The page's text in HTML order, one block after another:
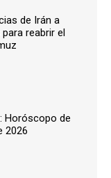
de Irán a
reabrir el
Horóscopo de
2026